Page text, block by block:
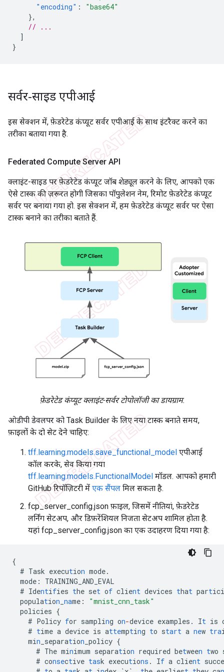
"encoding" :
"base64"
},
// ...
]
}
सर्वर-साइड एपीआई
इस सेक्शन में, फ़ेडरेटेड कंप्यूट सर्वर एपीआई के साथ इंटरैक्ट करने का
तरीका बताया गया है.
Federated Compute Server API
क्लाइंट-साइड पर फ़ेडरेटेड कंप्यूट जॉब शेड्यूल करने के लिए, आपको एक
ऐसे टास्क की ज़रूरत होगी जिसका पॉपुलेशन नेम, रिमोट फ़ेडरेटेड कंप्यूट
सर्वर पर बनाया गया हो. इस सेक्शन में, हम फ़ेडरेटेड कंप्यूट सर्वर पर ऐसा
टास्क बनाने का तरीका बताते हैं.
फ़ेडरेटेड कंप्यूट क्लाइंट-सर्वर टोपोलॉजी का डायग्राम.
ओडीपी डेवलपर को Task Builder के लिए नया टास्क बनाते समय,
फ़ाइलों के दो सेट देने चाहिए:
tff.learning.models.save_functional_model एपीआई
कॉल करके, सेव किया गया
tff.learning.models.FunctionalModel मॉडल. आपको हमारी
GitHub रिपॉज़िटरी में एक सैंपल मिल सकता है.
fcp_server_config.json फ़ाइल, जिसमें नीतियां, फ़ेडरेटेड
लर्निंग सेटअप, और डिफ़रेंशियल निजता सेटअप शामिल होता है.
यहां fcp_server_config.json का एक उदाहरण दिया गया है:
{
# Task execution mode.
mode :
TRAINING_AND_EVAL
# Identifies the set of client devices that part
population name :
"mnist_cnn_task"
policies {
# Policy for sampling on-device examples. It is
# time a device is attempting to start a new tra
min _separation _policy {
# The minimum separation required between two
# consective task executions . If a client